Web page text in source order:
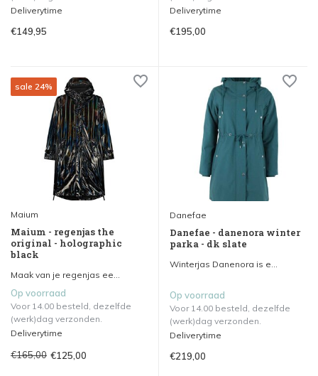
Deliverytime
€149,95
Deliverytime
€195,00
sale 24%
Maium
Maium - regenjas the
original - holographic
black
Maak van je regenjas ee...
Op voorraad
Voor 14.00 besteld, dezelfde
(werk)dag verzonden.
Deliverytime
€165,00 €125,00
Danefae
Danefae - danenora winter
parka - dk slate
Winterjas Danenora is e...
Op voorraad
Voor 14.00 besteld, dezelfde
(werk)dag verzonden.
Deliverytime
€219,00